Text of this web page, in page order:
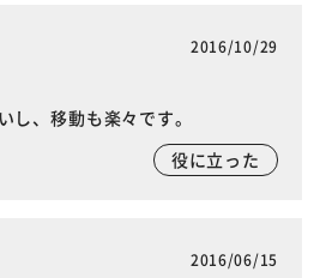
2016/10/29
し、移動も楽々です。
役に立った
2016/06/15